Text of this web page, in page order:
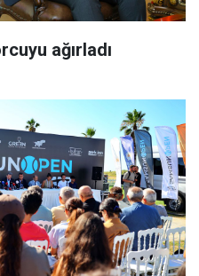
ağırladı